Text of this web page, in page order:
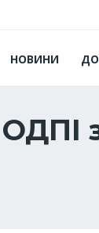
НОВИНИ
ОДПІ